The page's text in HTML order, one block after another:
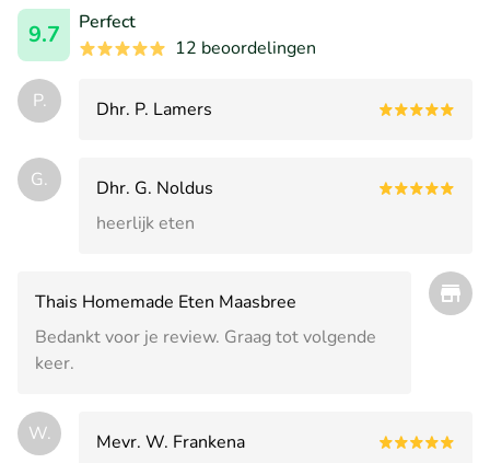
9.7
Perfect
12 beoordelingen
P. Dhr. P. Lamers
G.
Dhr. G. Noldus
heerlijk eten
Thais Homemade Eten Maasbree
Bedankt voor je review. Graag tot volgende
keer.
W.
Mevr. W. Frankena